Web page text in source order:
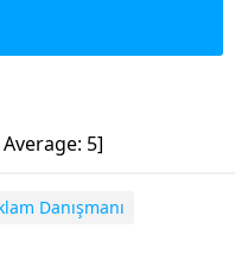
Average: 5]
Danışmanı